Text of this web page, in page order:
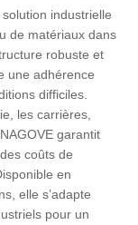
industrielle
de matériaux dans
robuste et
une adhérence
difficiles.
les carrières,
garantit
coûts de
en
elle s’adapte
pour un